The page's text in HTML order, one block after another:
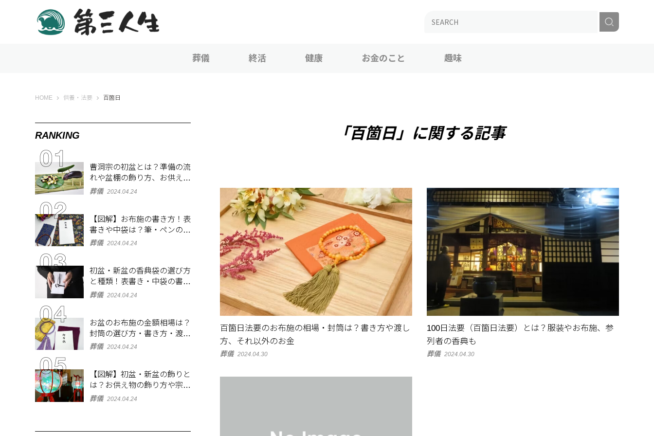
葬儀 終活 健康 お金のこと 趣味
HOME 第三人生 〜寄り道の歩き方〜
供養・法要 百箇日
「百箇日」に関する記事
百箇日法要のお布施の相場・封筒は？書き方や渡し
方、それ以外のお金
葬儀 2024.04.30
100日法要（百箇日法要）とは？服装やお布施、参
列者の香典も
葬儀 2024.04.30
RANKING
曹洞宗の初盆とは？準備の流
れや盆棚の飾り方、お供え物
を解説
葬儀 2024.04.24
【図解】お布施の書き方！表
書きや中袋は？筆・ペンのマ
ナーとよくあるQ&A集
葬儀 2024.04.24
初盆・新盆の香典袋の選び方
と種類！表書き・中袋の書き
方、お札の入れ方も
葬儀 2024.04.24
お盆のお布施の金額相場は？
封筒の選び方・書き方・渡し
方も解説
葬儀 2024.04.24
【図解】初盆・新盆の飾りと
は？お供え物の飾り方や宗派
ごとの違いを解説！
葬儀 2024.04.24